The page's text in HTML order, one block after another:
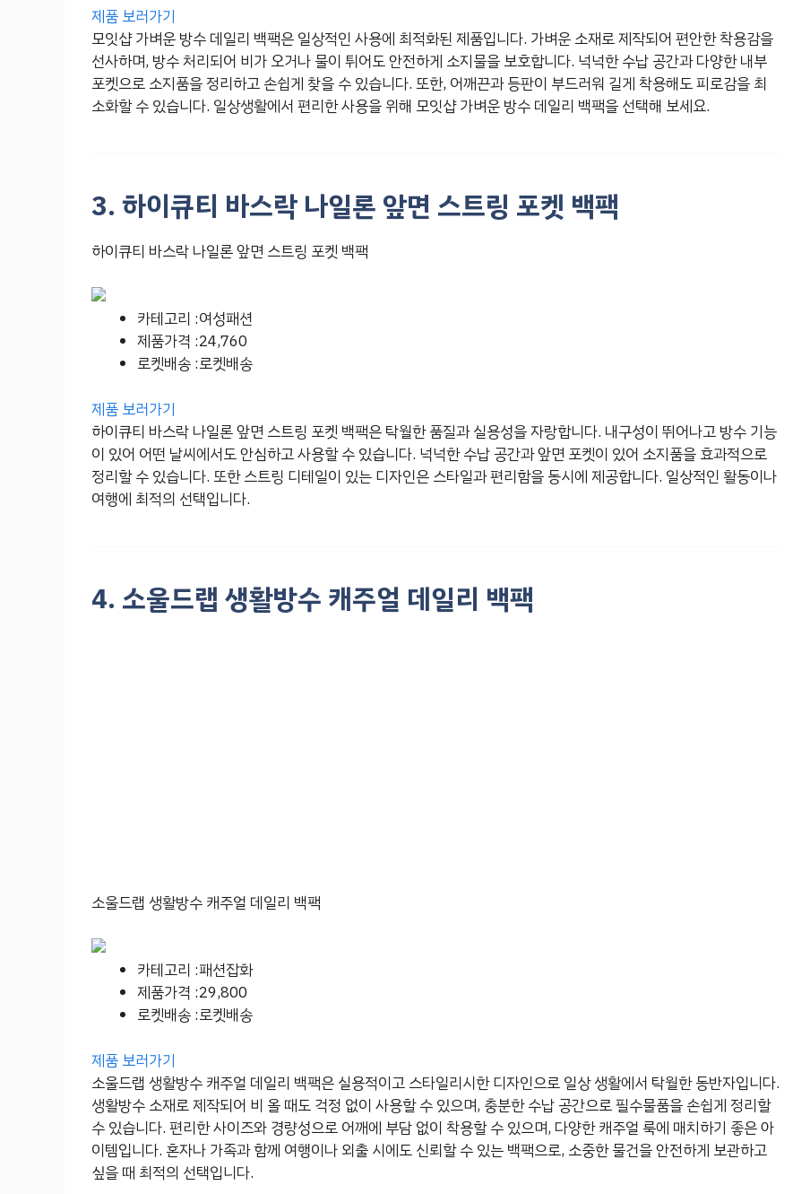
제품 보러가기
모잇샵 가벼운 방수 데일리 백팩은 일상적인 사용에 최적화된 제품입니다. 가벼운 소재로 제작되어 편안한 착용감을
선사하며, 방수 처리되어 비가 오거나 물이 튀어도 안전하게 소지물을 보호합니다. 넉넉한 수납 공간과 다양한 내부
포켓으로 소지품을 정리하고 손쉽게 찾을 수 있습니다. 또한, 어깨끈과 등판이 부드러워 길게 착용해도 피로감을 최
소화할 수 있습니다. 일상생활에서 편리한 사용을 위해 모잇샵 가벼운 방수 데일리 백팩을 선택해 보세요.
3. 하이큐티 바스락 나일론 앞면 스트링 포켓 백팩
하이큐티 바스락 나일론 앞면 스트링 포켓 백팩
카테고리 :여성패션
제품가격 :24,760
로켓배송 :로켓배송
제품 보러가기
하이큐티 바스락 나일론 앞면 스트링 포켓 백팩은 탁월한 품질과 실용성을 자랑합니다. 내구성이 뛰어나고 방수 기능
이 있어 어떤 날씨에서도 안심하고 사용할 수 있습니다. 넉넉한 수납 공간과 앞면 포켓이 있어 소지품을 효과적으로
정리할 수 있습니다. 또한 스트링 디테일이 있는 디자인은 스타일과 편리함을 동시에 제공합니다. 일상적인 활동이나
여행에 최적의 선택입니다.
4. 소울드랩 생활방수 캐주얼 데일리 백팩
소울드랩 생활방수 캐주얼 데일리 백팩
카테고리 :패션잡화
제품가격 :29,800
로켓배송 :로켓배송
제품 보러가기
소울드랩 생활방수 캐주얼 데일리 백팩은 실용적이고 스타일리시한 디자인으로 일상 생활에서 탁월한 동반자입니다.
생활방수 소재로 제작되어 비 올 때도 걱정 없이 사용할 수 있으며, 충분한 수납 공간으로 필수물품을 손쉽게 정리할
수 있습니다. 편리한 사이즈와 경량성으로 어깨에 부담 없이 착용할 수 있으며, 다양한 캐주얼 룩에 매치하기 좋은 아
이템입니다. 혼자나 가족과 함께 여행이나 외출 시에도 신뢰할 수 있는 백팩으로, 소중한 물건을 안전하게 보관하고
싶을 때 최적의 선택입니다.